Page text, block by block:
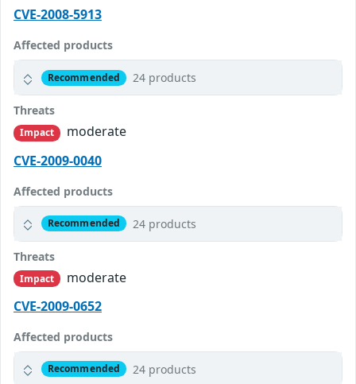
CVE-2008-5913
Affected products
Recommended 24 products
Threats
Impact
moderate
CVE-2009-0040
Affected products
Recommended 24 products
Threats
Impact
moderate
CVE-2009-0652
Affected products
Recommended 24 products